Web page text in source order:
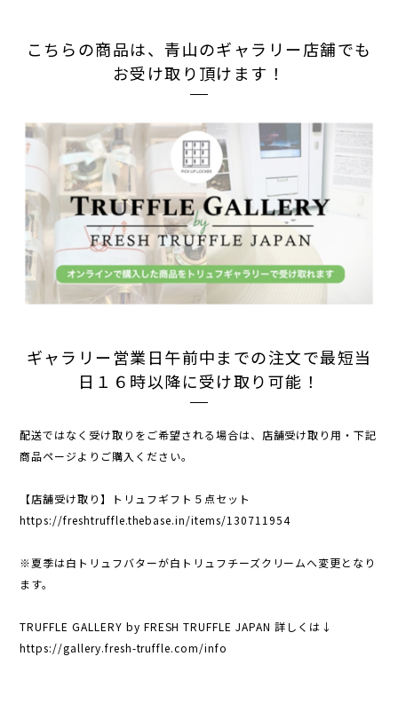
こちらの商品は、青山のギャラリー店舗でも
お受け取り頂けます！
ギャラリー営業日午前中までの注文で最短当
日１６時以降に受け取り可能！
配送ではなく受け取りをご希望される場合は、店舗受け取り用・下記
商品ページよりご購入ください。
【店舗受け取り】トリュフギフト５点セット
https://freshtruffle.thebase.in/items/130711954
※夏季は白トリュフバターが白トリュフチーズクリームへ変更となり
ます。
TRUFFLE GALLERY by FRESH TRUFFLE JAPAN 詳しくは↓
https://gallery.fresh-truffle.com/info